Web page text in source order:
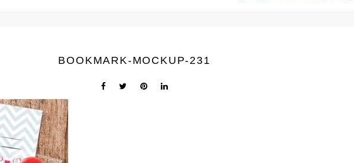
BOOKMARK-MOCKUP-231